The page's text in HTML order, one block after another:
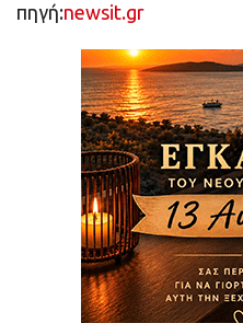
πηγή:newsit.gr